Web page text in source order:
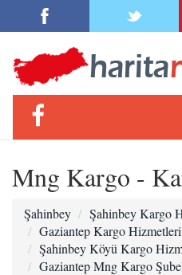
Mng Kargo -
Şahinbey
Şahinbey Kargo
Gaziantep Kargo Hizmetleri
Şahinbey Köyü Kargo
Gaziantep Mng Kargo